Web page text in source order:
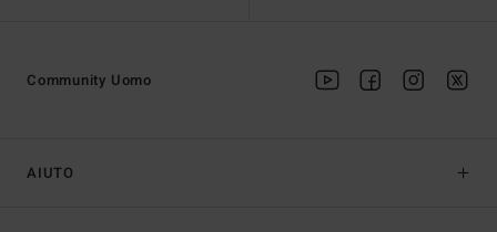
AIUTO
Community Uomo